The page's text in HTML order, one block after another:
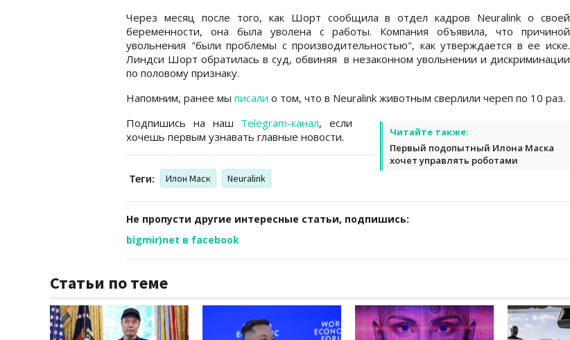
Через месяц после того, как Шорт сообщила в отдел кадров Neuralink о своей
беременности, она была уволена с работы. Компания объявила, что причиной
увольнения "были проблемы с производительностью", как утверждается в ее иске.
Линдси Шорт обратилась в суд, обвиняя в незаконном увольнении и дискриминации
по половому признаку.
Напомним, ранее мы писали о том, что в Neuralink животным сверлили череп по 10 раз.
Читайте также:
Первый подопытный Илона Маска
хочет управлять роботами
Подпишись на наш Telegram-канал, если
хочешь первым узнавать главные новости.
Теги: Илон Маск Neuralink
Не пропусти другие интересные статьи, подпишись:
bigmir)net в facebook
Статьи по теме